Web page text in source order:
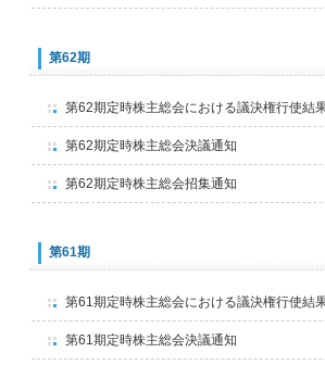
第62期
第62期定時株主総会における議決権行使結
第62期定時株主総会決議通知
第62期定時株主総会招集通知
第61期
第61期定時株主総会における議決権行使結
第61期定時株主総会決議通知